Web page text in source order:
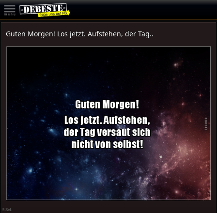
Guten Morgen! Los jetzt. Aufstehen, der Tag..
5 Std.